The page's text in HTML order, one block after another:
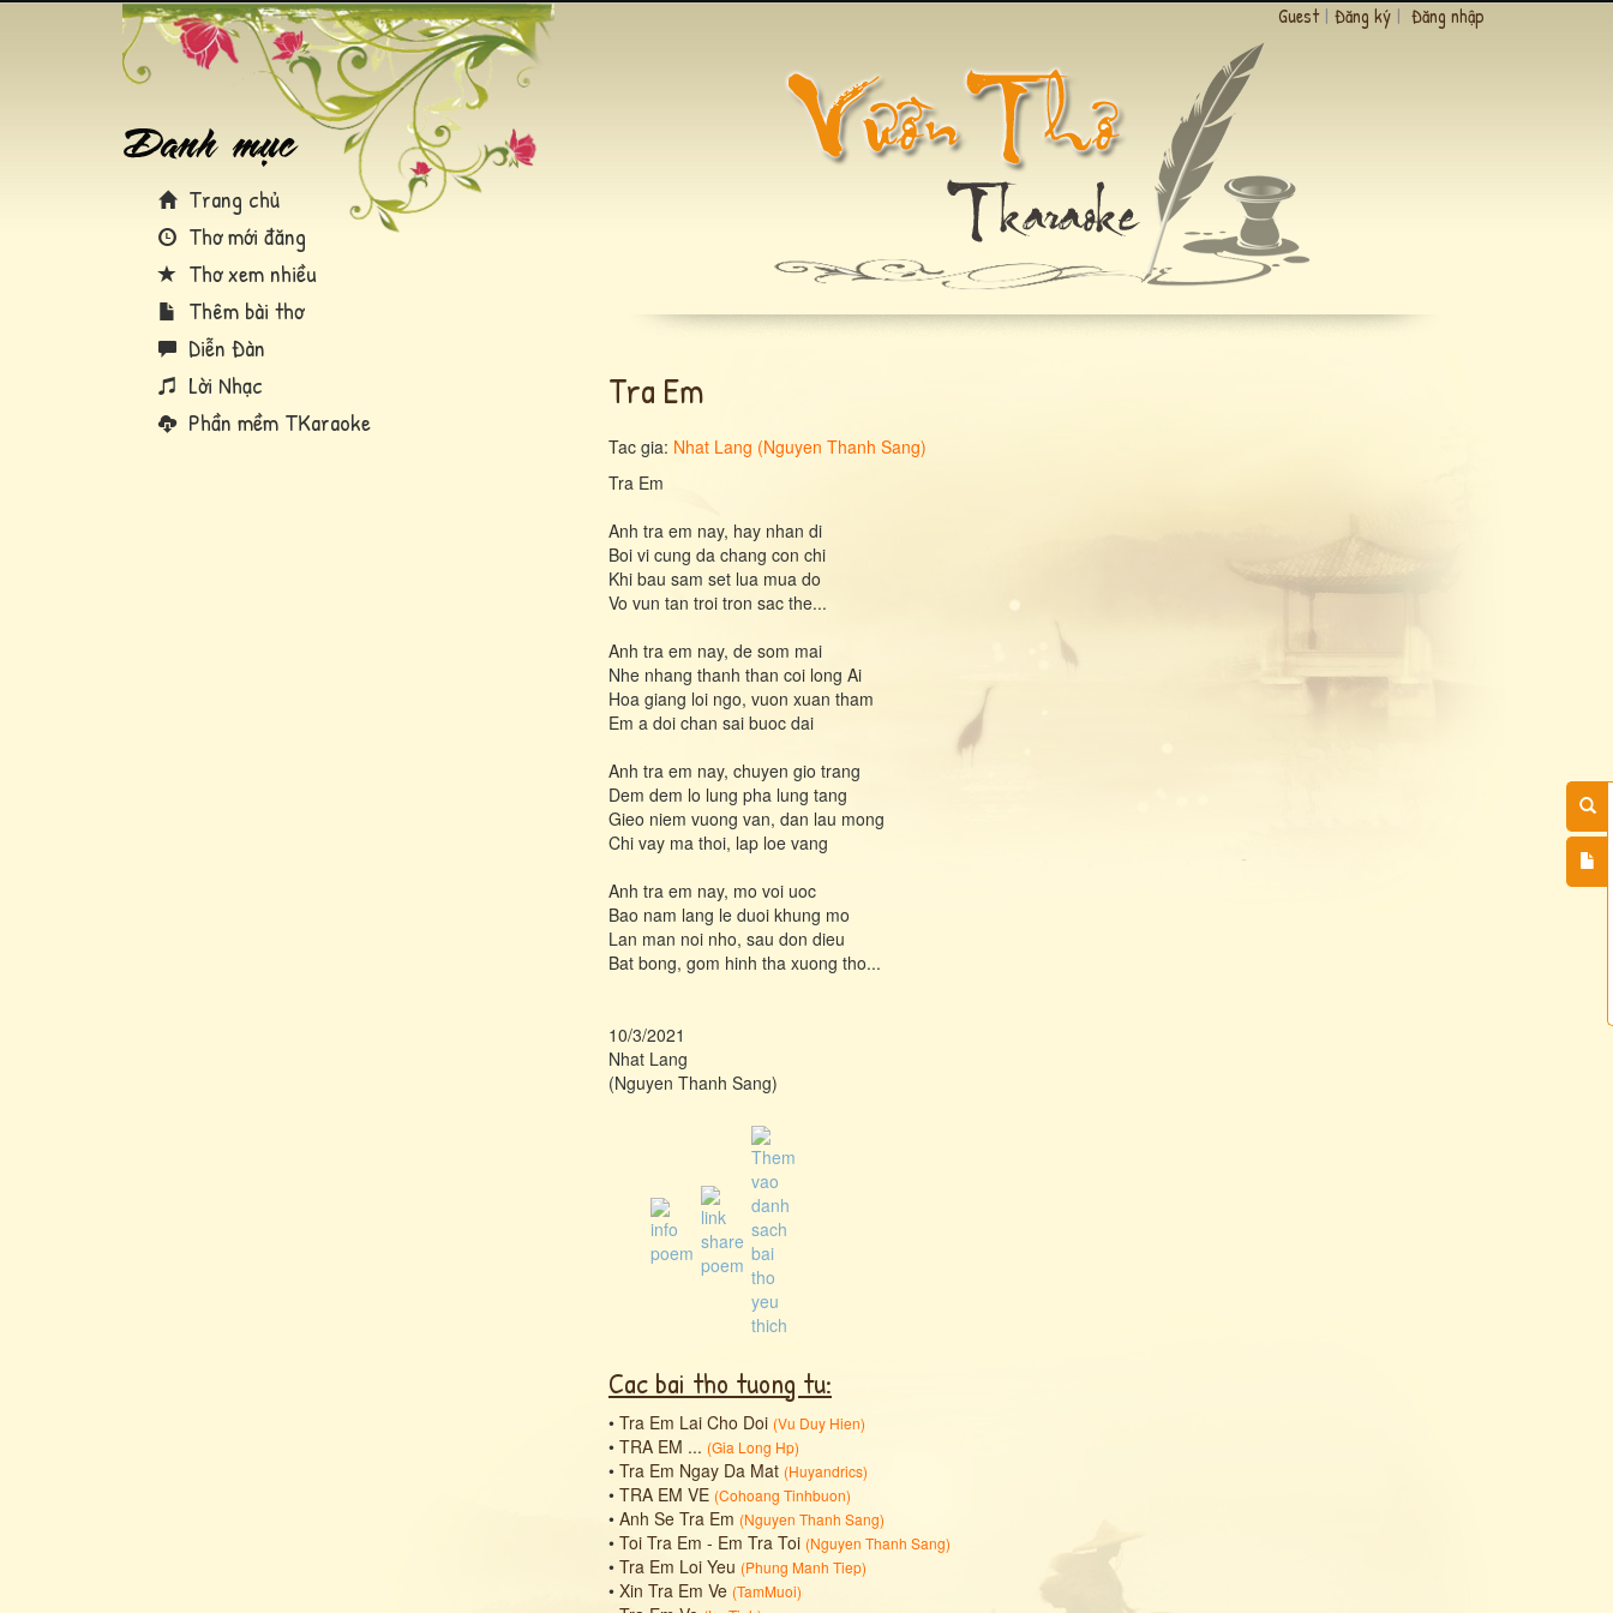
Trang chủ
Thơ mới đăng
Thơ xem nhiều
Thêm bài thơ
Diễn Đàn
Lời Nhạc
Phần mềm TKaraoke
Guest | Đăng ký | Đăng nhập
Tra Em
Tac gia: Nhat Lang (Nguyen Thanh Sang)
Tra Em
Anh tra em nay, hay nhan di
Boi vi cung da chang con chi
Khi bau sam set lua mua do
Vo vun tan troi tron sac the...
Anh tra em nay, de som mai
Nhe nhang thanh than coi long Ai
Hoa giang loi ngo, vuon xuan tham
Em a doi chan sai buoc dai
Anh tra em nay, chuyen gio trang
Dem dem lo lung pha lung tang
Gieo niem vuong van, dan lau mong
Chi vay ma thoi, lap loe vang
Anh tra em nay, mo voi uoc
Bao nam lang le duoi khung mo
Lan man noi nho, sau don dieu
Bat bong, gom hinh tha xuong tho...
10/3/2021
Nhat Lang
(Nguyen Thanh Sang)
Cac bai tho tuong tu:
• Tra Em Lai Cho Doi (Vu Duy Hien)
• TRA EM ... (Gia Long Hp)
• Tra Em Ngay Da Mat (Huyandrics)
• TRA EM VE (Cohoang Tinhbuon)
• Anh Se Tra Em (Nguyen Thanh Sang)
• Toi Tra Em - Em Tra Toi (Nguyen Thanh Sang)
• Tra Em Loi Yeu (Phung Manh Tiep)
• Xin Tra Em Ve (TamMuoi)